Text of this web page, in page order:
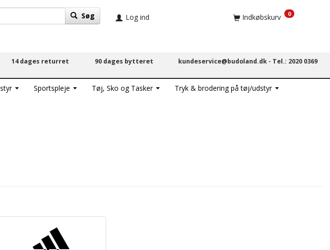
Søg Log ind Indkøbskurv 0
14 dages returret 90 dages bytteret kundeservice@budoland.dk - Tel.: 2020 0369
Sportspleje Tøj, Sko og Tasker
Tryk & brodering på tøj/udstyr